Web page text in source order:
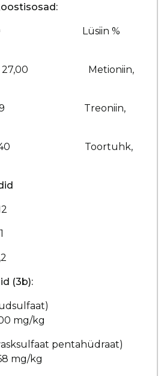
7,89 Lüsiin %
% 27,00 Metioniin,
% 2,89 Treoniin,
4,40 Toortuhk,
112
11
(3b):
kg
pentahüdraat)
kg